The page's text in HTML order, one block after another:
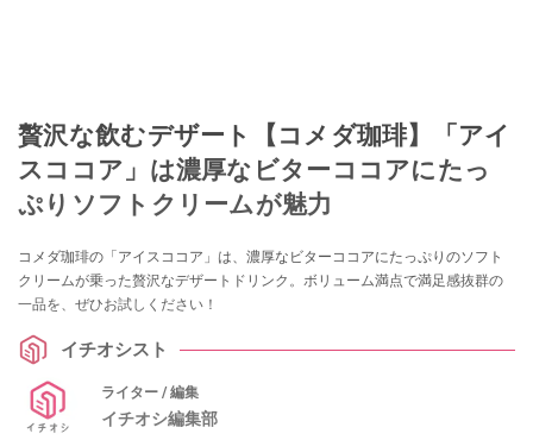
贅沢な飲むデザート【コメダ珈琲】「アイ
スココア」は濃厚なビターココアにたっ
ぷりソフトクリームが魅力
コメダ珈琲の「アイスココア」は、濃厚なビターココアにたっぷりのソフト
クリームが乗った贅沢なデザートドリンク。ボリューム満点で満足感抜群の
一品を、ぜひお試しください！
イチオシスト
ライター / 編集
イチオシ編集部